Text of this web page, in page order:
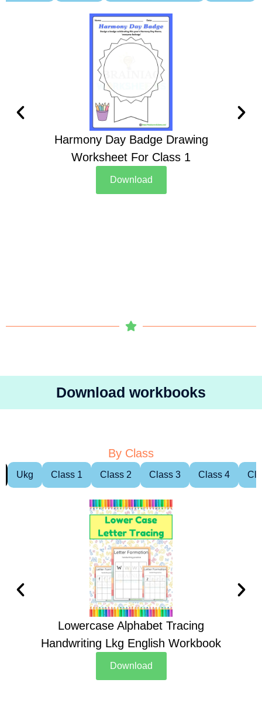
Harmony Day Badge Drawing
Worksheet For Class 1
Download
Download workbooks
By Class
Ukg Class 1 Class 2 Class 3 Class 4
Lowercase Alphabet Tracing
Handwriting Lkg English Workbook
Download